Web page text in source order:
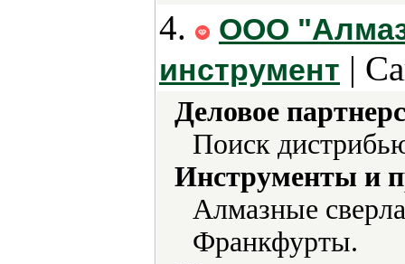
4.
ООО
инструмент |
Деловое
Поиск
Инструменты и
Алмазные
Франкфурты.